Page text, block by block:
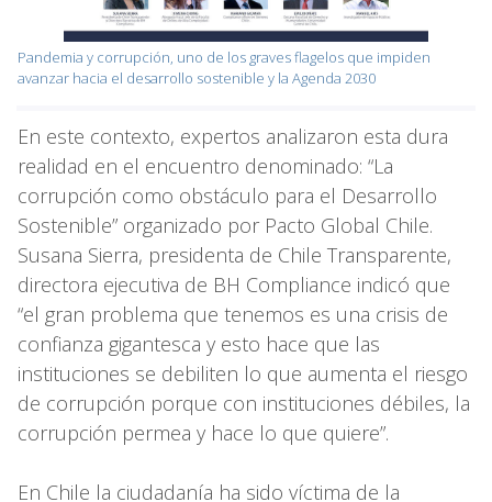
Pandemia y corrupción, uno de los graves flagelos que impiden
avanzar hacia el desarrollo sostenible y la Agenda 2030
En este contexto, expertos analizaron esta dura
realidad en el encuentro denominado: “La
corrupción como obstáculo para el Desarrollo
Sostenible” organizado por Pacto Global Chile.
Susana Sierra, presidenta de Chile Transparente,
directora ejecutiva de BH Compliance indicó que
“el gran problema que tenemos es una crisis de
confianza gigantesca y esto hace que las
instituciones se debiliten lo que aumenta el riesgo
de corrupción porque con instituciones débiles, la
corrupción permea y hace lo que quiere”.
En Chile la ciudadanía ha sido víctima de la